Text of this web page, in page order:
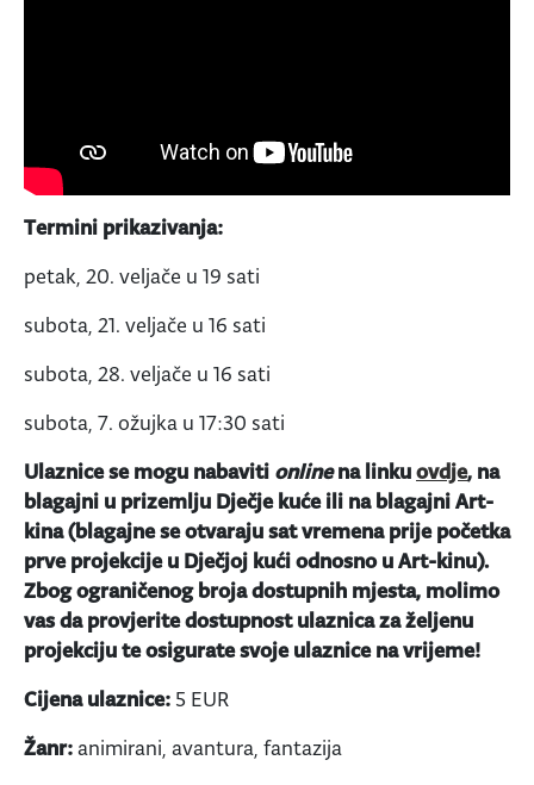
Termini prikazivanja:
petak, 20. veljače u 19 sati
subota, 21. veljače u 16 sati
subota, 28. veljače u 16 sati
subota, 7. ožujka u 17:30 sati
Ulaznice se mogu nabaviti onlinena linkuovdje, na
blagajni u prizemlju Dječje kuće ili na blagajni Art-
kina (blagajne se otvaraju sat vremena prije početka
prve projekcije u Dječjoj kući odnosno u Art-kinu).
Zbog ograničenog broja dostupnih mjesta, molimo
vas da provjerite dostupnost ulaznica za željenu
projekciju te osigurate svoje ulaznice na vrijeme!
Cijena ulaznice: 5 EUR
Žanr:animirani, avantura, fantazija